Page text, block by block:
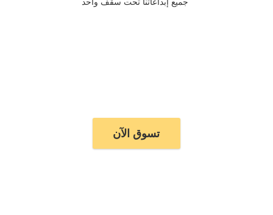
تسوق الآن